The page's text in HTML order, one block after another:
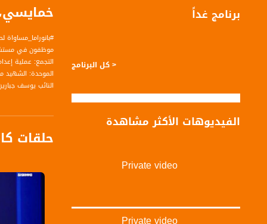
#بانوراما_مساواة لحلقة الرابع عشر من
موظفون في
التجمع: عملية
الموحدة: الشهيد
النائب يوسف
الضيف :
هبة يزبك - عضوة
حلقات
برنامج غداً
< كل البرنامج
الفيديوهات الأكثر مشاهدة
Private video